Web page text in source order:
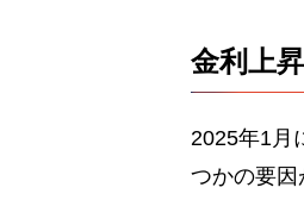
金利上
2025年1月
つかの要因